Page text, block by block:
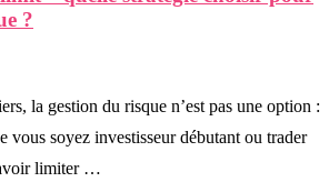
?
la gestion du risque n’est pas une option :
vous soyez investisseur débutant ou trader
limiter …